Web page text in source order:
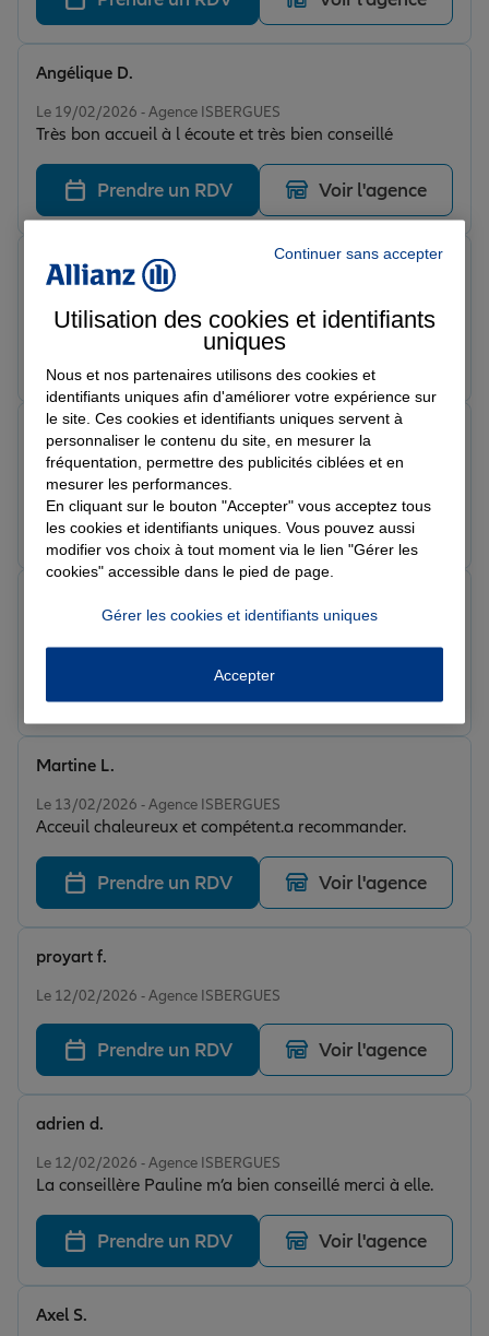
Le 19/02/2026 - Agence ISBERGUES
Très bon accueil à l écoute et très bien conseillé
Angélique D.
Prendre un RDV Voir l'agence
Note de 5 sur 5
Romain C.
Prendre un RDV
Note de 5 sur 5
Le 18/02/2026 - Agence ISBERGUES
Prendre un RDV Voir l'agence
Note de 5 sur 5
Le 13/02/2026 - Agence ISBERGUES
Acceuil chaleureux et compétent.a recommander.
Martine L.
Prendre un RDV Voir l'agence
Le 12/02/2026 - Agence ISBERGUES
proyart f.
Prendre un RDV Voir l'agence
Le 12/02/2026 - Agence ISBERGUES
La conseillère Pauline m’a bien conseillé merci à elle.
adrien d.
Prendre un RDV Voir l'agence
Axel S.
Continuer sans accepter
Utilisation des cookies et identifiants
uniques
Nous et nos partenaires utilisons des cookies et
identifiants uniques afin d'améliorer votre expérience sur
le site. Ces cookies et identifiants uniques servent à
personnaliser le contenu du site, en mesurer la
fréquentation, permettre des publicités ciblées et en
mesurer les performances.
En cliquant sur le bouton "Accepter" vous acceptez tous
les cookies et identifiants uniques. Vous pouvez aussi
modifier vos choix à tout moment via le lien "Gérer les
cookies" accessible dans le pied de page.
Gérer les cookies et identifiants uniques
Accepter